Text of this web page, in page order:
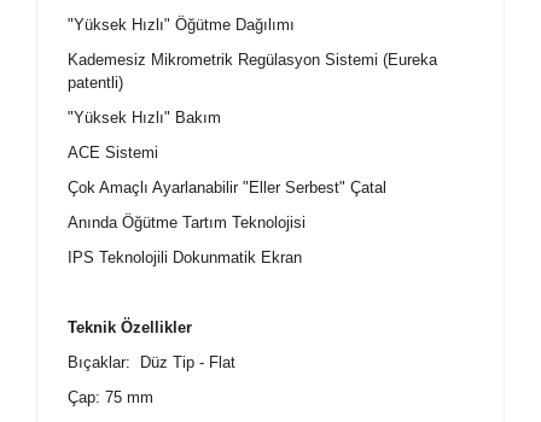
"Yüksek Hızlı" Öğütme Dağılımı
Kademesiz Mikrometrik Regülasyon Sistemi (Eureka
patentli)
"Yüksek Hızlı" Bakım
ACE Sistemi
Çok Amaçlı Ayarlanabilir "Eller Serbest" Çatal
Anında Öğütme Tartım Teknolojisi
IPS Teknolojili Dokunmatik Ekran
Teknik Özellikler
Bıçaklar: Düz Tip - Flat
Çap: 75 mm